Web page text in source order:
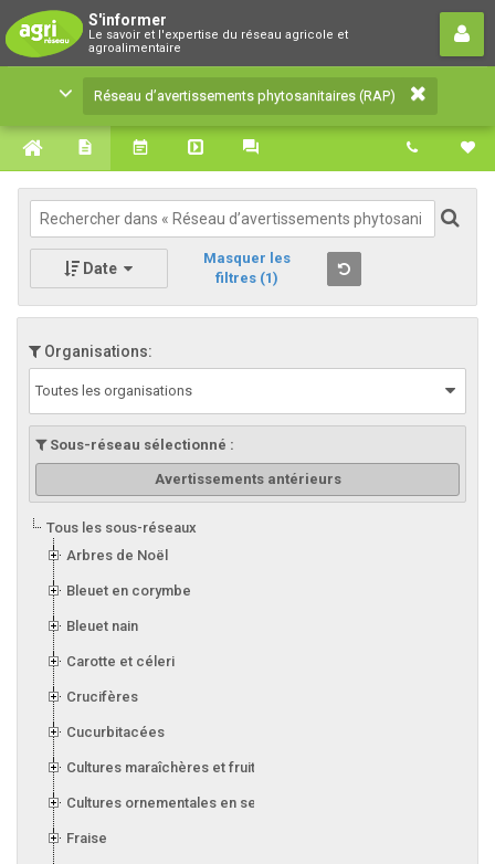
S'informer
Le savoir et l'expertise du réseau agricole et
agroalimentaire
Réseau d’avertissements
phytosanitaires (RAP)
Le savoir et l'expertise du réseau agricole et
agroalimentaire
Réseau d’avertissements phytosanitaires (RAP)
Date
Masquer les
filtres (1)
Organisations:
Toutes les organisations
Sous-réseau sélectionné :
Avertissements antérieurs
Tous les sous-réseaux
Arbres de Noël
Bleuet en corymbe
Bleuet nain
Carotte et céleri
Crucifères
Cucurbitacées
Cultures maraîchères et fruitières en serre
Cultures ornementales en serre
Fraise